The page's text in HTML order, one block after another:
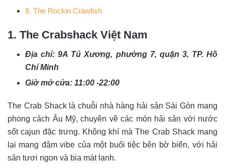
8. The Rockin Crawfish
1. The Crabshack Việt Nam
Địa chỉ: 9A Tú Xương, phường 7, quận 3, TP. Hồ
Chí Minh
Giờ mở cửa: 11:00 -22:00
The Crab Shack là chuỗi nhà hàng hải sản Sài Gòn mang
phong cách Âu Mỹ, chuyên về các món hải sản với nước
sốt cajun đặc trưng. Không khí mà The Crab Shack mang
lại mang đậm vibe của một buổi tiệc bên bờ biển, với hải
sản tươi ngon và bia mát lạnh.